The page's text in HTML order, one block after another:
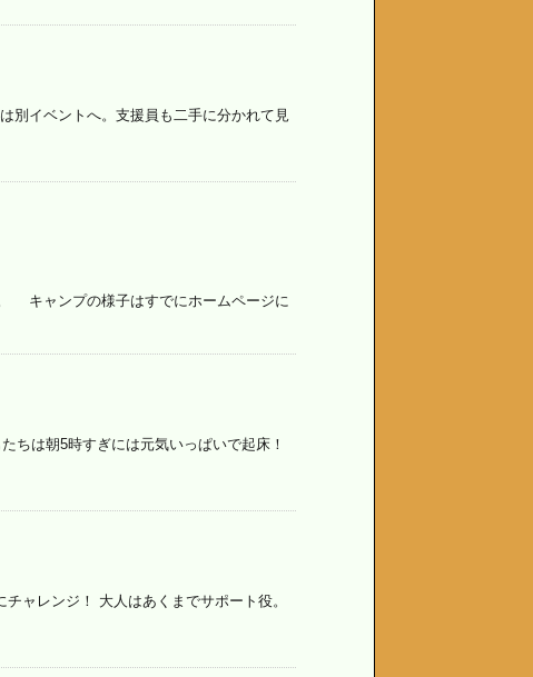
別イベントへ。支援員も二手に分かれて見
キャンプの様子はすでにホームページに
は朝5時すぎには元気いっぱいで起床！
ャレンジ！ 大人はあくまでサポート役。